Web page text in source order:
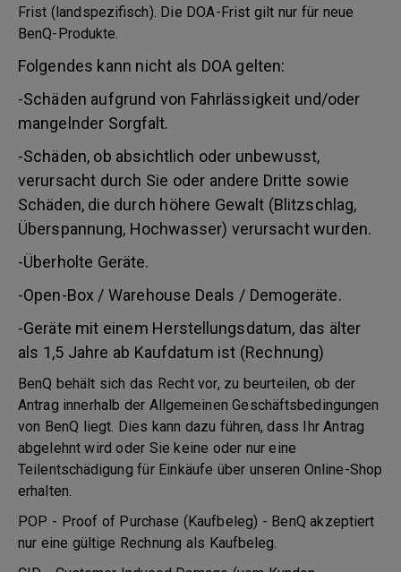
Frist (landspezifisch). Die DOA-Frist gilt nur für neue
BenQ-Produkte.
Folgendes kann nicht als DOA gelten:
-Schäden aufgrund von Fahrlässigkeit und/oder
mangelnder Sorgfalt.
-Schäden, ob absichtlich oder unbewusst,
verursacht durch Sie oder andere Dritte sowie
Schäden, die durch höhere Gewalt (Blitzschlag,
Überspannung, Hochwasser) verursacht wurden.
-Überholte Geräte.
-Open-Box / Warehouse Deals / Demogeräte.
-Geräte mit einem Herstellungsdatum, das älter
als 1,5 Jahre ab Kaufdatum ist (Rechnung)
BenQ behält sich das Recht vor, zu beurteilen, ob der
Antrag innerhalb der Allgemeinen Geschäftsbedingungen
von BenQ liegt. Dies kann dazu führen, dass Ihr Antrag
abgelehnt wird oder Sie keine oder nur eine
Teilentschädigung für Einkäufe über unseren Online-Shop
erhalten.
POP - Proof of Purchase (Kaufbeleg) - BenQ akzeptiert
nur eine gültige Rechnung als Kaufbeleg.